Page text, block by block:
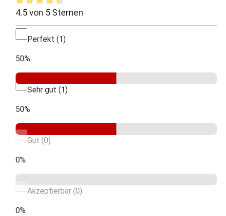
Durchschnittliche Bewertung von 4.5 von 5 Sternen
4.5 von 5 Sternen
2 von 2 Bewertungen
Perfekt (1)
50%
Sehr gut (1)
50%
Gut (0)
0%
Akzeptierbar (0)
0%